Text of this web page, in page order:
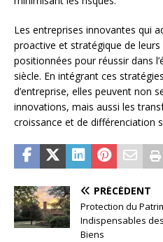
Les entreprises innovantes qui
proactive et stratégique de
positionnées pour réussir dans
siècle. En intégrant ces
d’entreprise, elles peuvent non
innovations, mais aussi les
croissance et de différenciation
PRÉCÉDENT
Protection du
Indispensables
Biens